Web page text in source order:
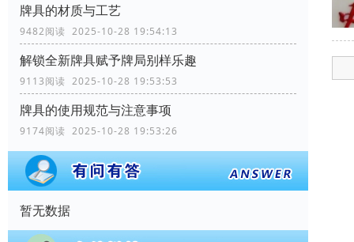
牌具的材质与工艺
9482阅读 2025-10-28 19:54:13
解锁全新牌具赋予牌局别样乐趣
9113阅读 2025-10-28 19:53:53
牌具的使用规范与注意事项
9174阅读 2025-10-28 19:53:26
暂无数据